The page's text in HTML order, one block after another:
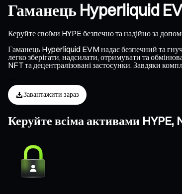
Гаманець Hyperliquid
Керуйте своїми HYPE безпечно та надійно за
Гаманець Hyperliquid EVM надає безпечний та
легко зберігати, надсилати, отримувати та
NFT та децентралізовані застосунки. Завдяки
Завантажити зараз
Керуйте всіма активами